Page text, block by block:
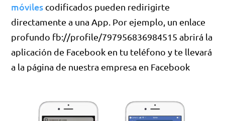
móviles codificados pueden redirigirte
directamente a una App. Por ejemplo, un enlace
profundo fb://profile/797956836984515 abrirá la
aplicación de Facebook en tu teléfono y te llevará
a la página de nuestra empresa en Facebook